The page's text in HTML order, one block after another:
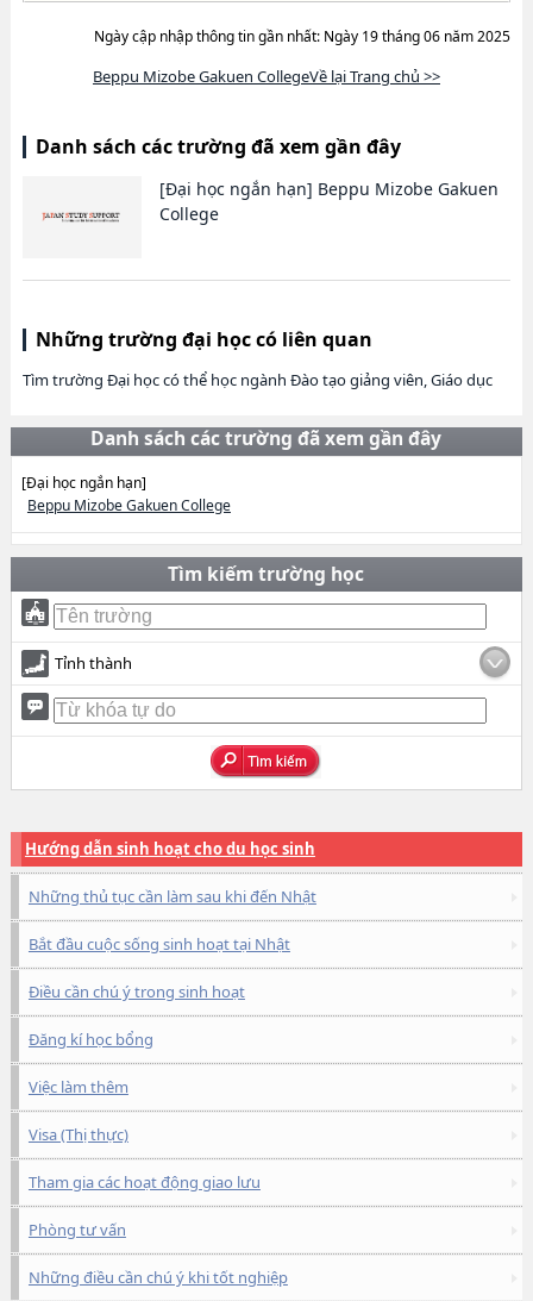
Ngày cập nhập thông tin gần nhất: Ngày 19 tháng 06 năm 2025
Beppu Mizobe Gakuen CollegeVề lại Trang chủ >>
Danh sách các trường đã xem gần đây
[Đại học ngắn hạn] Beppu Mizobe Gakuen
College
Những trường đại học có liên quan
Tìm trường Đại học có thể học ngành Đào tạo giảng viên, Giáo dục
Danh sách các trường đã xem gần đây
[Đại học ngắn hạn]
Beppu Mizobe Gakuen College
Tìm kiếm trường học
Tỉnh thành
Hướng dẫn sinh hoạt cho du học sinh
Những thủ tục cần làm sau khi đến Nhật
Bắt đầu cuộc sống sinh hoạt tại Nhật
Điều cần chú ý trong sinh hoạt
Đăng kí học bổng
Việc làm thêm
Visa (Thị thực)
Tham gia các hoạt động giao lưu
Phòng tư vấn
Những điều cần chú ý khi tốt nghiệp